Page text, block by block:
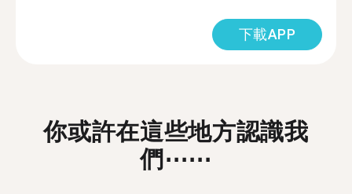
下載APP
你或許在這些地方認識我
們⋯⋯